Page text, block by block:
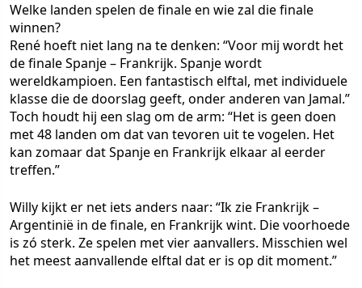
Welke landen spelen de finale en wie zal die finale
winnen?
René hoeft niet lang na te denken: “Voor mij wordt het
de finale Spanje – Frankrijk. Spanje wordt
wereldkampioen. Een fantastisch elftal, met individuele
klasse die de doorslag geeft, onder anderen van Jamal.”
Toch houdt hij een slag om de arm: “Het is geen doen
met 48 landen om dat van tevoren uit te vogelen. Het
kan zomaar dat Spanje en Frankrijk elkaar al eerder
treffen.”
Willy kijkt er net iets anders naar: “Ik zie Frankrijk –
Argentinië in de finale, en Frankrijk wint. Die voorhoede
is zó sterk. Ze spelen met vier aanvallers. Misschien wel
het meest aanvallende elftal dat er is op dit moment.”